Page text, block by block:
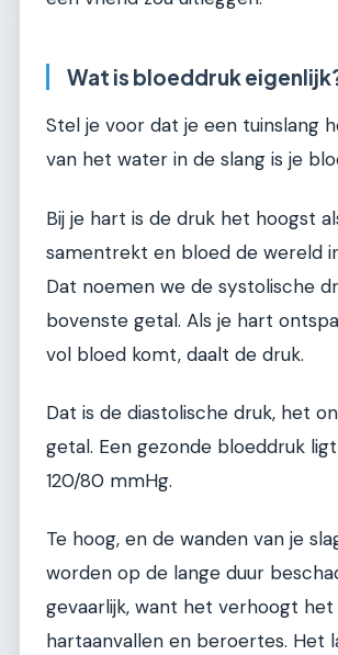
Wat is bloeddruk
Stel je voor dat je een tuinslang
van het water in de slang is je
Bij je hart is de druk het hoogst
samentrekt en bloed de wereld
Dat noemen we de systolische
bovenste getal. Als je hart
vol bloed komt, daalt de druk.
Dat is de diastolische druk, het
getal. Een gezonde bloeddruk
120/80 mmHg.
Te hoog, en de wanden van je
worden op de lange duur
gevaarlijk, want het verhoogt
hartaanvallen en beroertes. Het